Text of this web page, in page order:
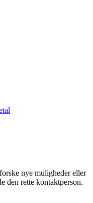
nye muligheder eller
den rette kontaktperson.